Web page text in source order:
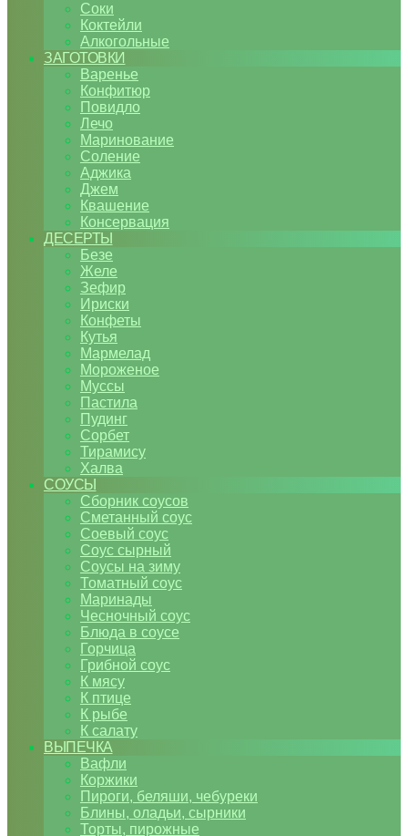
Соки
Коктейли
Алкогольные
ЗАГОТОВКИ
Варенье
Конфитюр
Повидло
Лечо
Маринование
Соление
Аджика
Джем
Квашение
Консервация
ДЕСЕРТЫ
Безе
Желе
Зефир
Ириски
Конфеты
Кутья
Мармелад
Мороженое
Муссы
Пастила
Пудинг
Сорбет
Тирамису
Халва
СОУСЫ
Сборник соусов
Сметанный соус
Соевый соус
Соус сырный
Соусы на зиму
Томатный соус
Маринады
Чесночный соус
Блюда в соусе
Горчица
Грибной соус
К мясу
К птице
К рыбе
К салату
ВЫПЕЧКА
Вафли
Коржики
Пироги, беляши, чебуреки
Блины, оладьи, сырники
Торты, пирожные